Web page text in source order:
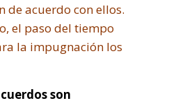
de acuerdo con ellos.
el paso del tiempo
la impugnación los
son